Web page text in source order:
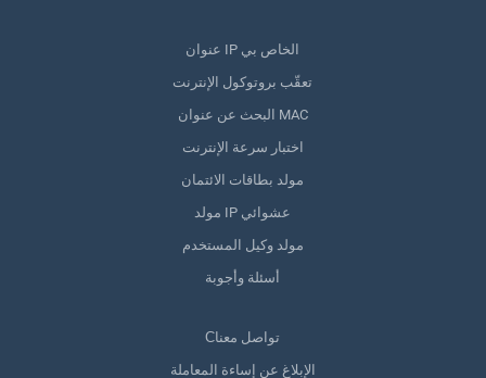
عنوان IP الخاص بي
تعقّب بروتوكول الإنترنت
البحث عن عنوان MAC
اختبار سرعة الإنترنت
مولد بطاقات الائتمان
مولد IP عشوائي
مولد وكيل المستخدم
أسئلة وأجوبة
Сتواصل معنا
الإبلاغ عن إساءة المعاملة